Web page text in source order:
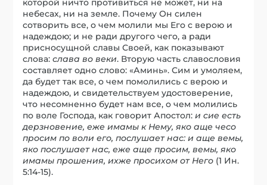
которой ничто противиться не может, ни на
небесах, ни на земле. Почему Он силен
сотворить все, о чем молили мы Его с верою и
надеждою; и не ради другого чего, а ради
присносущной славы Своей, как показывают
слова:слава во веки. Вторую часть славословия
составляет одно слово: «Аминь». Сим и умоляем,
да будет так все, о чем помолились с верою и
надеждою, и свидетельствуем удостоверение,
что несомненно будет нам все, о чем молились
по воле Господа, как говорит Апостол:и cиe есть
дерзновение, еже имамы к Нему, яко аще чесо
просим по воли его, послушает нас: и аще вемы,
яко послушает нас, еже аще просим, вемы, яко
имамы прошения, ихже просихом от Него (1 Ин.
5:14-15).